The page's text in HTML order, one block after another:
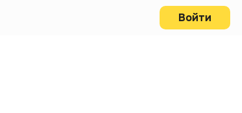
Войти